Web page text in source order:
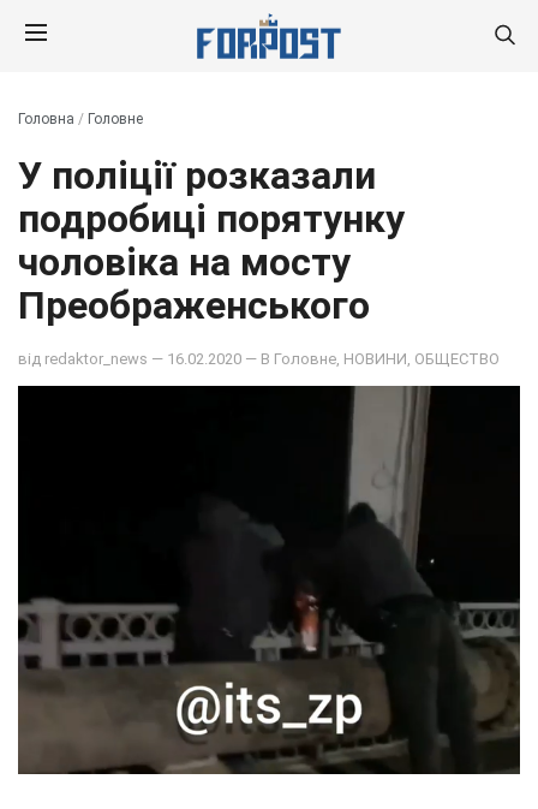
Головна / Головне
У поліції розказали
подробиці порятунку
чоловіка на мосту
Преображенського
від redaktor_news — 16.02.2020 — В Головне НОВИНИ ОБЩЕСТВО